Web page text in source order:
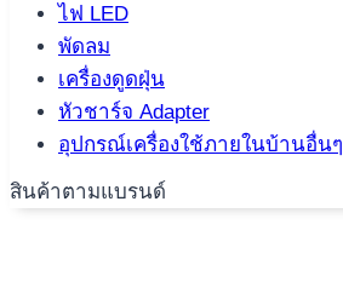
ไฟ LED
พัดลม
เครื่องดูดฝุ่น
หัวชาร์จ Adapter
อุปกรณ์เครื่องใช้ภายในบ้านอื่นๆ
สินค้าตามแบรนด์